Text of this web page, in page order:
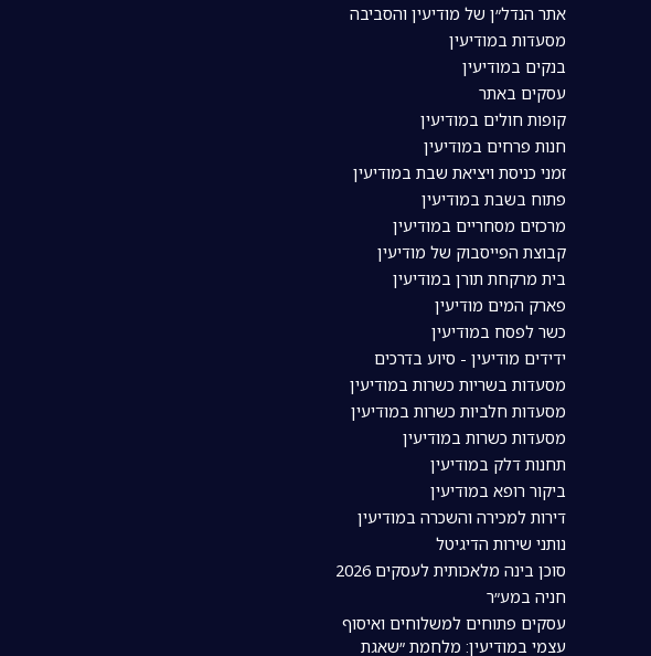
אתר הנדל״ן של מודיעין והסביבה
מסעדות במודיעין
בנקים במודיעין
עסקים באתר
קופות חולים במודיעין
חנות פרחים במודיעין
זמני כניסת ויציאת שבת במודיעין
פתוח בשבת במודיעין
מרכזים מסחריים במודיעין
קבוצת הפייסבוק של מודיעין
בית מרקחת תורן במודיעין
פארק המים מודיעין
כשר לפסח במודיעין
ידידים מודיעין - סיוע בדרכים
מסעדות בשריות כשרות במודיעין
מסעדות חלביות כשרות במודיעין
מסעדות כשרות במודיעין
תחנות דלק במודיעין
ביקור רופא במודיעין
דירות למכירה והשכרה במודיעין
נותני שירות הדיגיטל
סוכן בינה מלאכותית לעסקים 2026
חניה במע״ר
עסקים פתוחים למשלוחים ואיסוף
עצמי במודיעין: מלחמת ״שאגת